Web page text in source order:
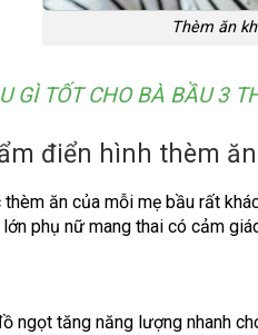
Thèm ăn
GÌ TỐT CHO BÀ BẦU 3
điển hình thèm
thèm ăn của mỗi mẹ bầu rất
phụ nữ mang thai có cảm
ngọt tăng năng lượng nhanh